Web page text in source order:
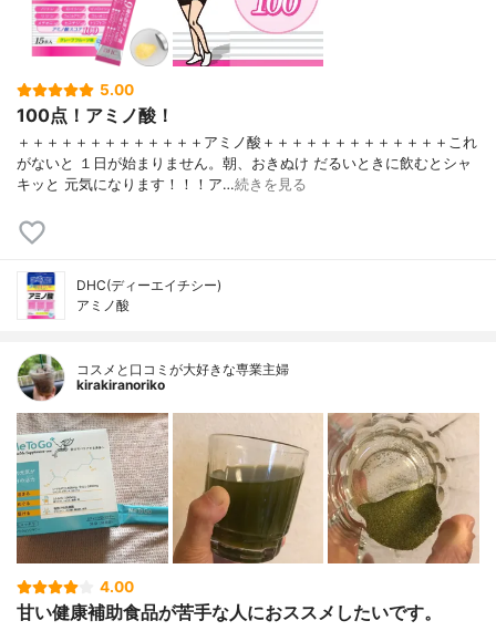
5.00
100点！アミノ酸！
＋＋＋＋＋＋＋＋＋＋＋＋＋アミノ酸＋＋＋＋＋＋＋＋＋＋＋＋＋これ
がないと １日が始まりません。朝、おきぬけ だるいときに飲むとシャ
キッと 元気になります！！！ア…続きを見る
DHC(ディーエイチシー)
アミノ酸
コスメと口コミが大好きな専業主婦
kirakiranoriko
4.00
甘い健康補助食品が苦手な人におススメしたいです。